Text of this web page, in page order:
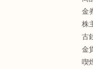
金
株
古
金
喫